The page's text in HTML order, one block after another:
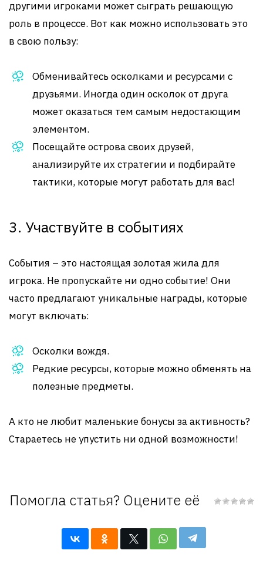
другими игроками может сыграть решающую
роль в процессе. Вот как можно использовать это
в свою пользу:
Обменивайтесь осколками и ресурсами с
друзьями. Иногда один осколок от друга
может оказаться тем самым недостающим
элементом.
Посещайте острова своих друзей,
анализируйте их стратегии и подбирайте
тактики, которые могут работать для вас!
3. Участвуйте в событиях
События – это настоящая золотая жила для
игрока. Не пропускайте ни одно событие! Они
часто предлагают уникальные награды, которые
могут включать:
Осколки вождя.
Редкие ресурсы, которые можно обменять на
полезные предметы.
А кто не любит маленькие бонусы за активность?
Стараетесь не упустить ни одной возможности!
Помогла статья? Оцените её